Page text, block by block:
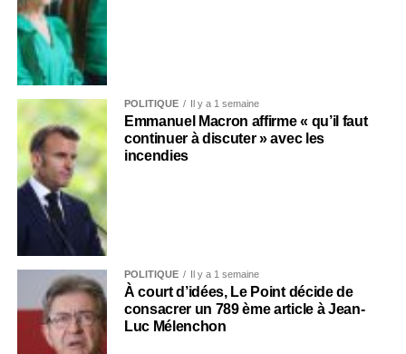
POLITIQUE Il y a 1 semaine
Emmanuel Macron affirme « qu’il faut
continuer à discuter » avec les
incendies
POLITIQUE Il y a 1 semaine
À court d’idées, Le Point décide de
consacrer un 789 ème article à Jean-
Luc Mélenchon